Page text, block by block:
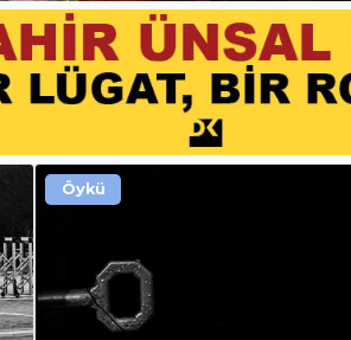
Öykü